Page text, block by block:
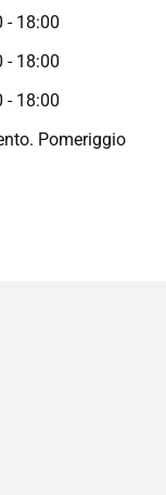
- 18:00
- 18:00
- 18:00
Pomeriggio